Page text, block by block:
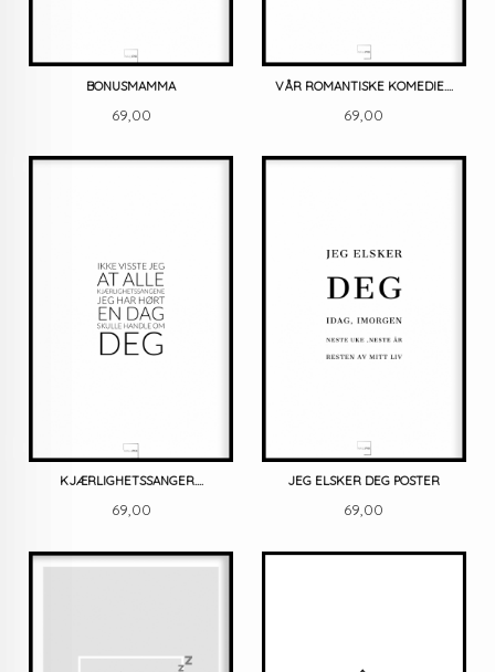
BONUSMAMMA
Pris
69,00
VÅR ROMANTISKE KOMEDIE....
Pris
69,00
KJÆRLIGHETSSANGER....
Pris
69,00
JEG ELSKER DEG POSTER
Pris
69,00